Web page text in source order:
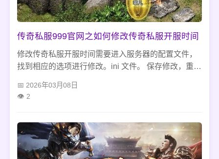
传奇私服999官网之如何修改传奇私服开服时间
修改传奇私服开服时间需要进入服务器的配置文件，
找到相应的选项进行修改。ini 文件。 保存修改，重新
2026年03月08日
2